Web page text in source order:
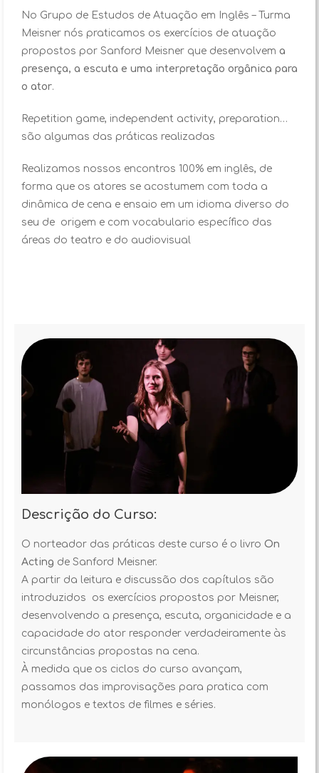
No Grupo de Estudos de Atuação em Inglês – Turma
Meisner nós praticamos os exercícios de atuação
propostos por Sanford Meisner que desenvolvem a
presença, a escuta e uma interpretação orgânica para
o ator.
Repetition game, independent activity, preparation…
são algumas das práticas realizadas
Realizamos nossos encontros 100% em inglês, de
forma que os atores se acostumem com toda a
dinâmica de cena e ensaio em um idioma diverso do
seu de origem e com vocabulario específico das
áreas do teatro e do audiovisual
Descrição do Curso:
O norteador das práticas deste curso é o livro On
Acting de Sanford Meisner.
A partir da leitura e discussão dos capítulos são
introduzidos os exercícios propostos por Meisner,
desenvolvendo a presença, escuta, organicidade e a
capacidade do ator responder verdadeiramente às
circunstâncias propostas na cena.
À medida que os ciclos do curso avançam,
passamos das improvisações para pratica com
monólogos e textos de filmes e séries.